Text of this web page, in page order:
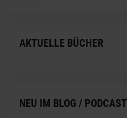
AKTUELLE BÜCHER
NEU IM BLOG / PODCAST